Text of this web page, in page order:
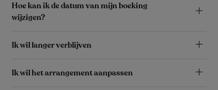
Hoe kan ik de datum van mijn boeking
wijzigen?
Ik wil langer verblijven
Ik wil het arrangement aanpassen